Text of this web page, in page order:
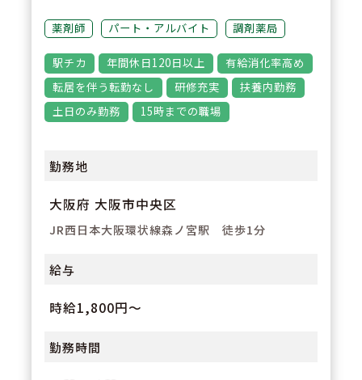
薬剤師 パート・アルバイト 調剤薬局
駅チカ 年間休日120日以上
有給消化率高め
転居を伴う転勤なし
研修充実
扶養内勤務
土日のみ勤務
15時までの職場
勤務地
大阪府 大阪市中央区
JR西日本大阪環状線森ノ宮駅 徒歩1分
給与
時給1,800円～
勤務時間